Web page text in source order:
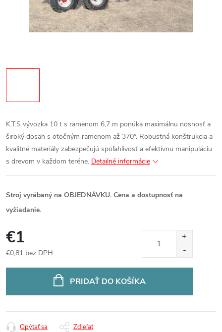
K.T.S vývozka 10 t s ramenom 6,7 m ponúka maximálnu nosnosť a
široký dosah s otočným ramenom až 370°. Robustná konštrukcia a
kvalitné materiály zabezpečujú spoľahlivosť a efektívnu manipuláciu
s drevom v každom teréne. Detailné informácie
Stroj vyrábaný na OBJEDNÁVKU. Cena a dostupnosť na
vyžiadanie.
€1
€0,81 bez DPH
PRIDAŤ DO KOŠÍKA
Opýtať sa Zdieľať